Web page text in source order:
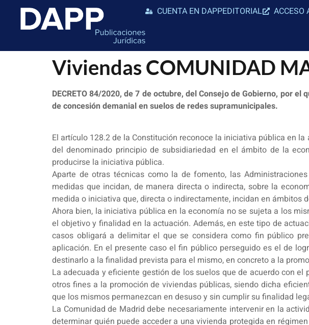
CUENTA EN DAPPEDITORIAL ACCESO
Viviendas COMUNIDAD
DECRETO 84/2020, de 7 de octubre, del Consejo de Gobierno, por
de concesión demanial en suelos de redes supramunicipales.
El artículo 128.2 de la Constitución reconoce la iniciativa pública en
del denominado principio de subsidiariedad en el ámbito de la
producirse la iniciativa pública.
Aparte de otras técnicas como la de fomento, las
medidas que incidan, de manera directa o indirecta, sobre la
medida o iniciativa que, directa o indirectamente, incidan en ámbitos
Ahora bien, la iniciativa pública en la economía no se sujeta a los
el objetivo y finalidad en la actuación. Además, en este tipo de
casos obligará a delimitar el que se considera como fin público
aplicación. En el presente caso el fin público perseguido es el de
destinarlo a la finalidad prevista para el mismo, en concreto a la
La adecuada y eficiente gestión de los suelos que de acuerdo con
otros fines a la promoción de viviendas públicas, siendo dicha
que los mismos permanezcan en desuso y sin cumplir su finalidad
La Comunidad de Madrid debe necesariamente intervenir en la
determinar quién puede acceder a una vivienda protegida en